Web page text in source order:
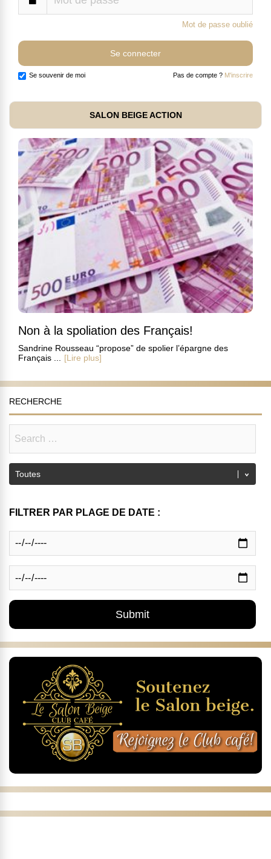
Mot de passe oublié
Se souvenir de moi Pas de compte ? M'inscrire
SALON BEIGE ACTION
Non à la spoliation des Français!
Sandrine Rousseau “propose” de spolier l’épargne des
Français ...
[Lire plus]
RECHERCHE
FILTRER PAR PLAGE DE DATE :